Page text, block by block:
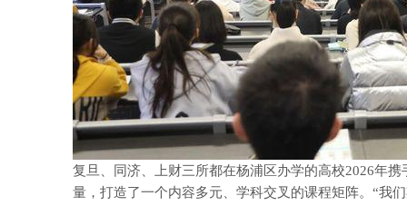
复旦、同济、上财三所都在杨浦区办学的高校2026年
量，打造了一个内容多元、学科交叉的课程矩阵。“我